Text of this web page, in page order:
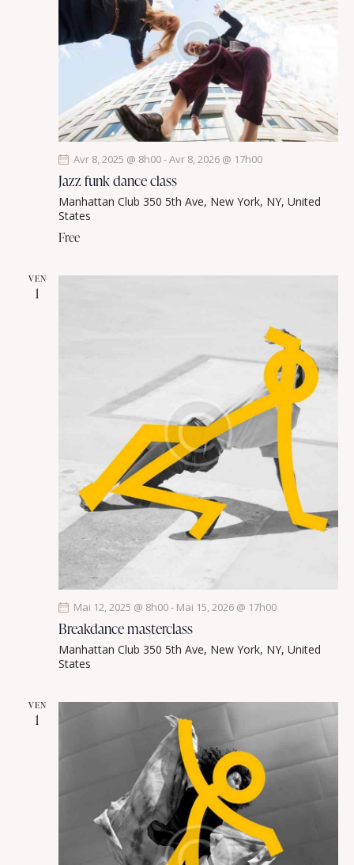
e
u
e
s
É
v
e
t
t
Avr 8, 2025 @ 8h00-Avr 8, 2026 @ 17h00
Jazz funk dance class
Manhattan Club 350 5th Ave, New York, NY, United
States
Free
VEN
1
Mai 12, 2025 @ 8h00- Mai 15, 2026 @ 17h00
Breakdance masterclass
Manhattan Club 350 5th Ave, New York, NY, United
States
VEN
1